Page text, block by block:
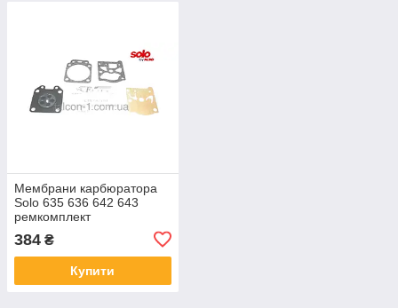
Мембрани карбюратора
Solo 635 636 642 643
ремкомплект
бензопилу Соло 603
384 ₴
Купити